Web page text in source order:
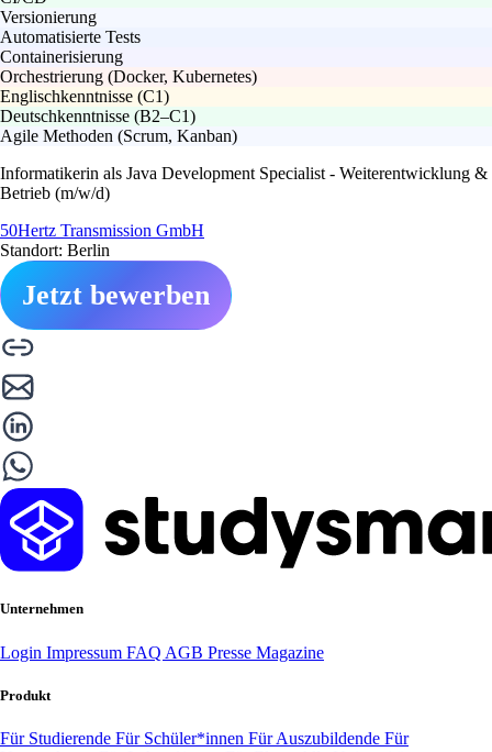
Versionierung
Automatisierte Tests
Containerisierung
Orchestrierung (Docker, Kubernetes)
Englischkenntnisse (C1)
Deutschkenntnisse (B2–C1)
Agile Methoden (Scrum, Kanban)
Informatikerin als Java Development Specialist - Weiterentwicklung &
Betrieb (m/w/d)
50Hertz Transmission GmbH
Standort: Berlin
Jetzt bewerben
Unternehmen
Login Impressum FAQ AGB Presse Magazine
Produkt
Für Studierende Für Schüler*innen Für Auszubildende Für